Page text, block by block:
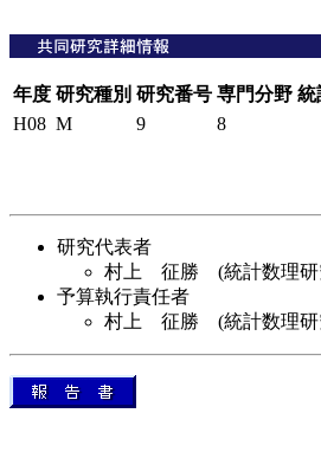
年度 研究種別 研究番号 専門分野 統
H08 M 9 8
研究代表者
村上 征勝 (統計数理研
予算執行責任者
村上 征勝 (統計数理研